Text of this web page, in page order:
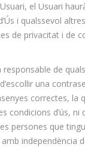
el Usuari
i qualssevol
de privacitat i de
responsable de
una
correctes, la
condicions d’ús, ni
persones que
amb independència